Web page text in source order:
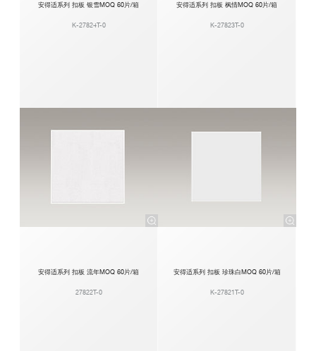
安得适系列 扣板 银雪MOQ 60片/箱
K-27824T-0
安得适系列 扣板 枫情MOQ 60片/箱
K-27823T-0
安得适系列 扣板 流年MOQ 60片/箱
27822T-0
安得适系列 扣板 珍珠白MOQ 60片/箱
K-27821T-0